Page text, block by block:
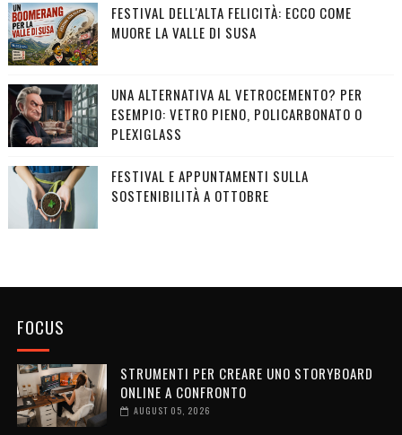
FESTIVAL DELL'ALTA FELICITÀ: ECCO COME
MUORE LA VALLE DI SUSA
UNA ALTERNATIVA AL VETROCEMENTO? PER
ESEMPIO: VETRO PIENO, POLICARBONATO O
PLEXIGLASS
FESTIVAL E APPUNTAMENTI SULLA
SOSTENIBILITÀ A OTTOBRE
FOCUS
STRUMENTI PER CREARE UNO STORYBOARD
ONLINE A CONFRONTO
AUGUST 05, 2026